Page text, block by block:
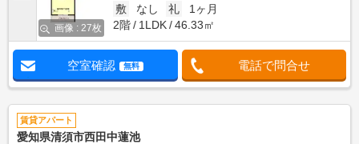
画像 : 27枚
敷
なし 礼
1ヶ月
2階
1LDK 46.33㎡
空室確認 無料 電話で問合せ
賃貸アパート
愛知県清須市西田中蓮池